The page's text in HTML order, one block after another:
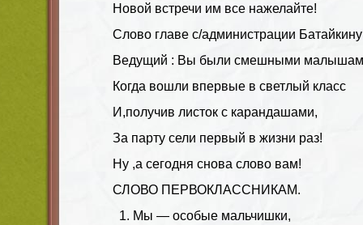
Новой встречи им все нажелайте!
Слово главе с/администрации
Ведущий : Вы были смешными
Когда вошли впервые в светлый класс
И,получив листок с карандашами,
За парту сели первый в жизни раз!
Ну ,а сегодня снова слово вам!
СЛОВО ПЕРВОКЛАССНИКАМ.
Мы — особые мальчишки,